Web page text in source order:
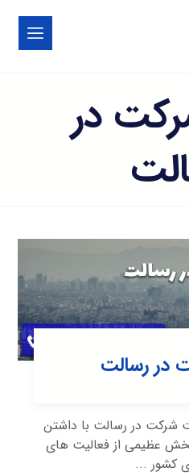
در
در رسالت
شرکت در رسالت با داشتن
عظیمی از فعالیت های
کشور ...